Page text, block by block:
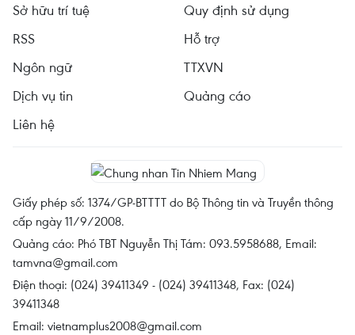
Sở hữu trí tuệ
Quy định sử dụng
RSS
Hỗ trợ
Ngôn ngữ
TTXVN
Dịch vụ tin
Quảng cáo
Liên hệ
Giấy phép số: 1374/GP-BTTTT do Bộ Thông tin và Truyền thông
cấp ngày 11/9/2008.
Quảng cáo: Phó TBT Nguyễn Thị Tám: 093.5958688, Email:
tamvna@gmail.com
Điện thoại: (024) 39411349 - (024) 39411348, Fax: (024)
39411348
Email: vietnamplus2008@gmail.com